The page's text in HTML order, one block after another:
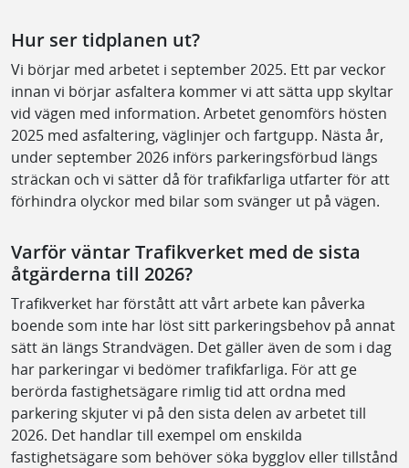
Hur ser tidplanen ut?
Vi börjar med arbetet i september 2025. Ett par veckor
innan vi börjar asfaltera kommer vi att sätta upp skyltar
vid vägen med information. Arbetet genomförs hösten
2025 med asfaltering, väglinjer och fartgupp. Nästa år,
under september 2026 införs parkeringsförbud längs
sträckan och vi sätter då för trafikfarliga utfarter för att
förhindra olyckor med bilar som svänger ut på vägen.
Varför väntar Trafikverket med de sista
åtgärderna till 2026?
Trafikverket har förstått att vårt arbete kan påverka
boende som inte har löst sitt parkeringsbehov på annat
sätt än längs Strandvägen. Det gäller även de som i dag
har parkeringar vi bedömer trafikfarliga. För att ge
berörda fastighetsägare rimlig tid att ordna med
parkering skjuter vi på den sista delen av arbetet till
2026. Det handlar till exempel om enskilda
fastighetsägare som behöver söka bygglov eller tillstånd